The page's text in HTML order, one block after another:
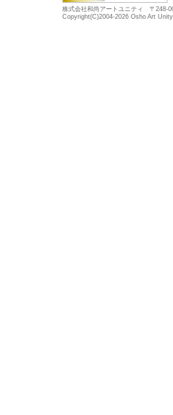
株式会社和尚アートユニティ 〒248-
Copyright(C)2004-2026 Osho Art